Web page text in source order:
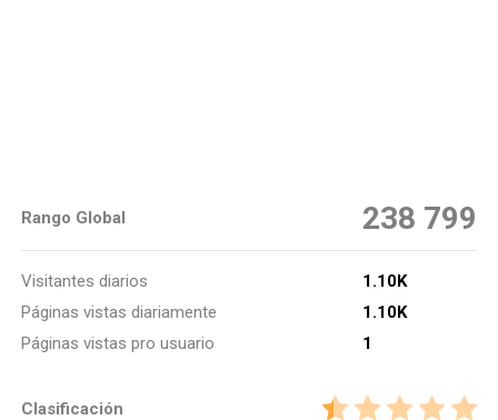
Rango Global 238 799
Visitantes diarios
1.10K
Páginas vistas diariamente
1.10K
Páginas vistas pro usuario
1
Clasificación